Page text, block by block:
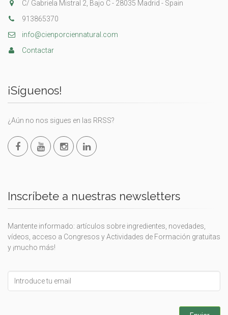
C/ Gabriela Mistral 2, Bajo C - 28035 Madrid - Spain
913865370
info@cienporciennatural.com
Contactar
¡Síguenos!
¿Aún no nos sigues en las RRSS?
Inscríbete a nuestras newsletters
Mantente informado: artículos sobre ingredientes, novedades,
vídeos, acceso a Congresos y Actividades de Formación gratuitas
y ¡mucho más!
this
field